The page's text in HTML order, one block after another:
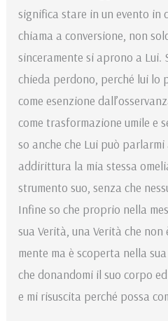
significa stare in un evento in
chiama a conversione, non
sinceramente si aprono a Lui.
chieda perdono, perché lui lo
come esenzione
come trasformazione umile e
so anche che Lui può
addirittura la mia stessa
strumento suo, senza che
Infine so che proprio nella
sua Verità, una Verità che
mente ma è scoperta nella
che donandomi il suo corpo
e mi risuscita perché possa